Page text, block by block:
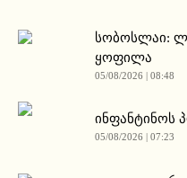
სობოსლაი:
ყოფილა
05/08/2026 | 08:48
ინფანტინოს
05/08/2026 | 07:23